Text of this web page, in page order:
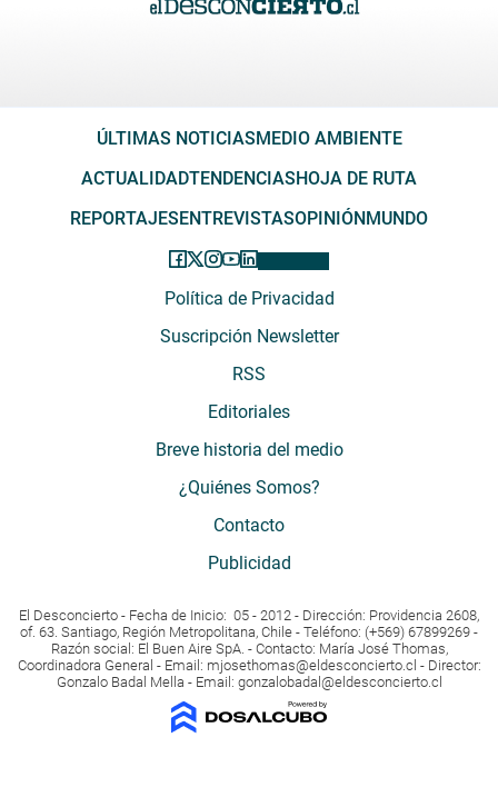
ÚLTIMAS NOTICIAS MEDIO AMBIENTE
ACTUALIDADTENDENCIAS HOJA DE RUTA
REPORTAJES ENTREVISTASOPINIÓN MUNDO
Política de Privacidad
Suscripción Newsletter
RSS
Editoriales
Breve historia del medio
¿Quiénes Somos?
Contacto
Publicidad
El Desconcierto - Fecha de Inicio: 05 - 2012 - Dirección: Providencia 2608,
of. 63. Santiago, Región Metropolitana, Chile - Teléfono: (+569) 67899269 -
Razón social: El Buen Aire SpA. - Contacto: María José Thomas,
Coordinadora General - Email: mjosethomas@eldesconcierto.cl - Director:
Gonzalo Badal Mella - Email: gonzalobadal@eldesconcierto.cl